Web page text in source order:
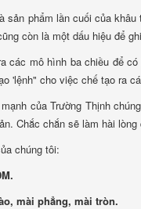
sản phẩm lần cuối của
còn là một dấu hiệu để
các mô hình ba chiều để
'lệnh" cho việc chế tạo ra
của Trường Thịnh
Chắc chắn sẽ làm hài lòng
chúng tôi:
mài phẳng, mài tròn.